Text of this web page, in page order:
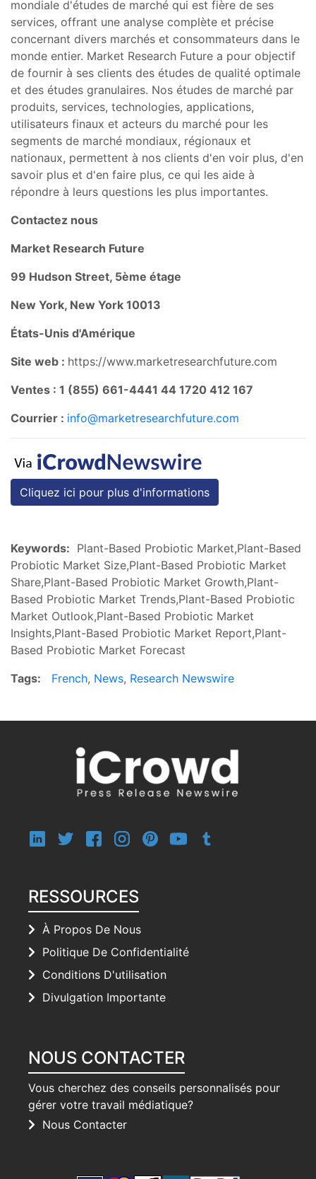
mondiale d'études de marché qui est fière de ses
services, offrant une analyse complète et précise
concernant divers marchés et consommateurs dans le
monde entier. Market Research Future a pour objectif
de fournir à ses clients des études de qualité optimale
et des études granulaires. Nos études de marché par
produits, services, technologies, applications,
utilisateurs finaux et acteurs du marché pour les
segments de marché mondiaux, régionaux et
nationaux, permettent à nos clients d'en voir plus, d'en
savoir plus et d'en faire plus, ce qui les aide à
répondre à leurs questions les plus importantes.
Contactez nous
Market Research Future
99 Hudson Street, 5ème étage
New York, New York 10013
États-Unis d'Amérique
Site web : https://www.marketresearchfuture.com
Ventes : 1 (855) 661-4441 44 1720 412 167
Courrier : info@marketresearchfuture.com
Cliquez ici pour plus d'informations
Keywords: Plant-Based Probiotic Market,Plant-Based
Probiotic Market Size,Plant-Based Probiotic Market
Share,Plant-Based Probiotic Market Growth,Plant-
Based Probiotic Market Trends,Plant-Based Probiotic
Market Outlook,Plant-Based Probiotic Market
Insights,Plant-Based Probiotic Market Report,Plant-
Based Probiotic Market Forecast
Tags:
French, News, Research Newswire
RESSOURCES
À Propos De Nous
Politique De Confidentialité
Conditions D'utilisation
Divulgation Importante
NOUS CONTACTER
Vous cherchez des conseils personnalisés pour
gérer votre travail médiatique?
Nous Contacter